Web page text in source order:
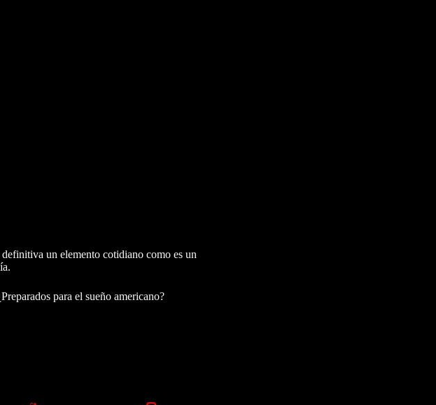
un elemento cotidiano como es un
para el sueño americano?